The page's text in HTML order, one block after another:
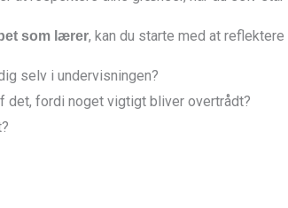
som lærer, kan du starte med at
selv i undervisningen?
det, fordi noget vigtigt bliver overtrådt?